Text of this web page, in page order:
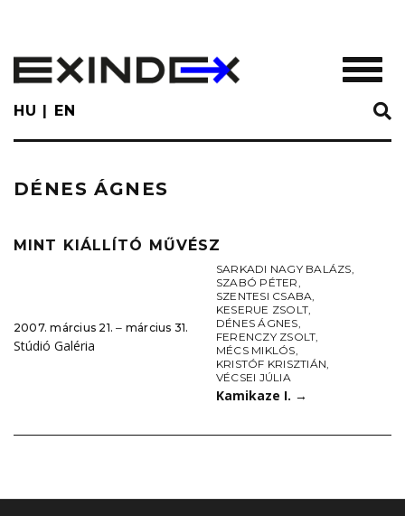
main
content
HU EN
DÉNES ÁGNES
MINT KIÁLLÍTÓ MŰVÉSZ
2007. március 21. ‒ március 31.
Stúdió Galéria
SARKADI NAGY BALÁZS,
SZABÓ PÉTER,
SZENTESI CSABA,
KESERUE ZSOLT,
DÉNES ÁGNES,
FERENCZY ZSOLT,
MÉCS MIKLÓS,
KRISTÓF KRISZTIÁN,
VÉCSEI JÚLIA
Kamikaze I. →